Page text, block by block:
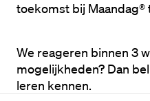
toekomst bij Maandag®
We reageren binnen 3
mogelijkheden? Dan
leren kennen.